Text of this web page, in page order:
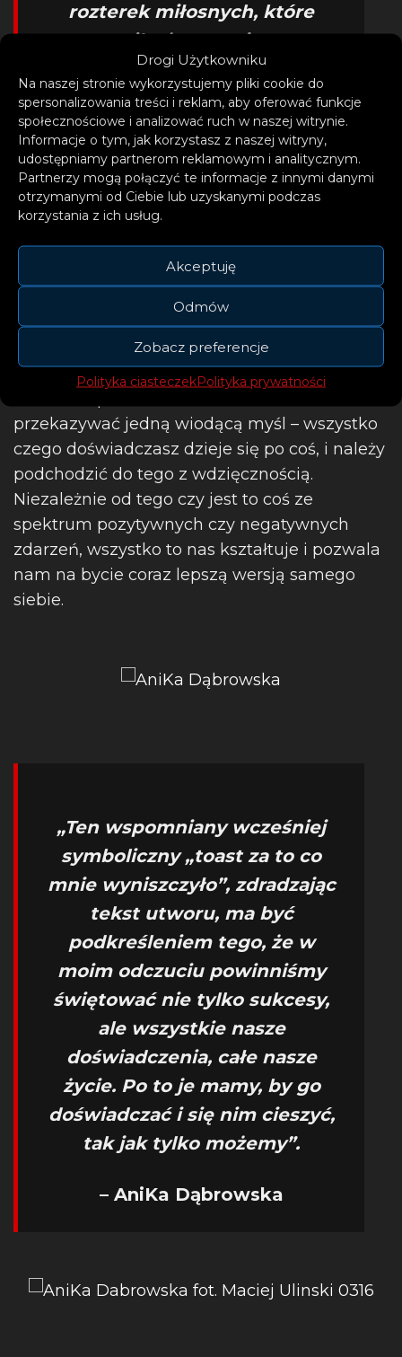
Drogi Użytkowniku
Na naszej stronie wykorzystujemy pliki cookie do
spersonalizowania treści i reklam, aby oferować funkcje
społecznościowe i analizować ruch w naszej witrynie.
Informacje o tym, jak korzystasz z naszej witryny,
udostępniamy partnerom reklamowym i analitycznym.
Partnerzy mogą połączyć te informacje z innymi danymi
otrzymanymi od Ciebie lub uzyskanymi podczas
korzystania z ich usług.
Akceptuję
Odmów
Zobacz preferencje
Polityka ciasteczekPolityka prywatności
rozterek miłosnych, które
sprawiły, że teraz jestem
silniejsza.”
– opowiada o mojej zmianie,
wejściu w dorosłość,
zapomnieniu o tym, co było
złe.
przekazywać jedną wiodącą myśl – wszystko
czego doświadczasz dzieje się po coś, i należy
podchodzić do tego z wdzięcznością.
Niezależnie od tego czy jest to coś ze
spektrum pozytywnych czy negatywnych
zdarzeń, wszystko to nas kształtuje i pozwala
nam na bycie coraz lepszą wersją samego
siebie.
„Ten wspomniany wcześniej
symboliczny „toast za to co
mnie wyniszczyło”, zdradzając
tekst utworu, ma być
podkreśleniem tego, że w
moim odczuciu powinniśmy
świętować nie tylko sukcesy,
ale wszystkie nasze
doświadczenia, całe nasze
życie. Po to je mamy, by go
doświadczać i się nim cieszyć,
tak jak tylko możemy”.
– AniKa Dąbrowska